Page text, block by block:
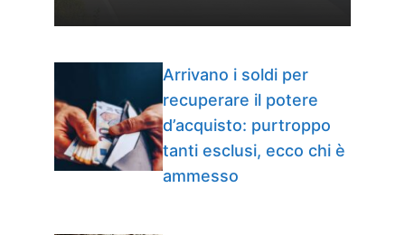
Arrivano i soldi per
recuperare il potere
d’acquisto: purtroppo
tanti esclusi, ecco chi è
ammesso